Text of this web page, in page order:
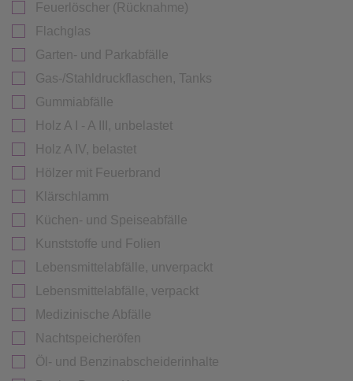
Feuerlöscher (Rücknahme)
Flachglas
Garten- und Parkabfälle
Gas-/Stahldruckflaschen, Tanks
Gummiabfälle
Holz A I - A III, unbelastet
Holz A IV, belastet
Hölzer mit Feuerbrand
Klärschlamm
Küchen- und Speiseabfälle
Kunststoffe und Folien
Lebensmittelabfälle, unverpackt
Lebensmittelabfälle, verpackt
Medizinische Abfälle
Nachtspeicheröfen
Öl- und Benzinabscheiderinhalte